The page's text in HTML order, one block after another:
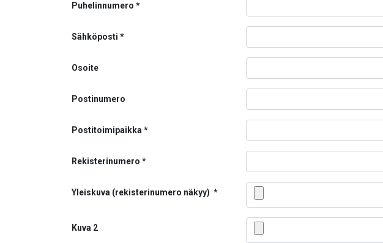
Puhelinnumero
Sähköposti
Osoite
Postinumero
Postitoimipaikka
Rekisterinumero
Yleiskuva (rekisterinumero näkyy)
Kuva 2